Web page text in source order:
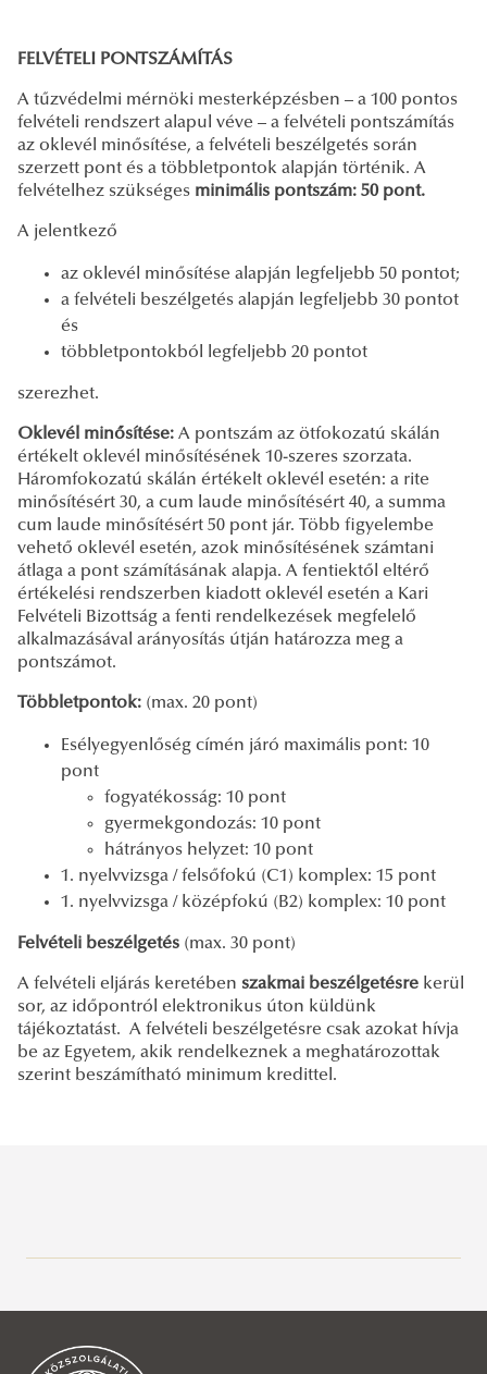
Fontos tudnivalók
Speciális feltételek, dokumentumok
FELVÉTELI PONTSZÁMÍTÁS
A tűzvédelmi mérnöki mesterképzésben – a 100 pontos
felvételi rendszert alapul véve – a felvételi pontszámítás
az oklevél minősítése, a felvételi beszélgetés során
szerzett pont és a többletpontok alapján történik. A
felvételhez szükséges minimális pontszám: 50 pont.
A jelentkező
az oklevél minősítése alapján legfeljebb 50 pontot;
a felvételi beszélgetés alapján legfeljebb 30 pontot
és
többletpontokból legfeljebb 20 pontot
szerezhet.
Oklevél minősítése: A pontszám az ötfokozatú skálán
értékelt oklevél minősítésének 10-szeres szorzata.
Háromfokozatú skálán értékelt oklevél esetén: a rite
minősítésért 30, a cum laude minősítésért 40, a summa
cum laude minősítésért 50 pont jár. Több figyelembe
vehető oklevél esetén, azok minősítésének számtani
átlaga a pont számításának alapja. A fentiektől eltérő
értékelési rendszerben kiadott oklevél esetén a Kari
Felvételi Bizottság a fenti rendelkezések megfelelő
alkalmazásával arányosítás útján határozza meg a
pontszámot.
Többletpontok: (max. 20 pont)
Esélyegyenlőség címén járó maximális pont: 10
pont
fogyatékosság: 10 pont
gyermekgondozás: 10 pont
hátrányos helyzet: 10 pont
1. nyelvvizsga / felsőfokú (C1) komplex: 15 pont
1. nyelvvizsga / középfokú (B2) komplex: 10 pont
Felvételi beszélgetés (max. 30 pont)
A felvételi eljárás keretében szakmai beszélgetésre kerül
sor, az időpontról elektronikus úton küldünk
tájékoztatást. A felvételi beszélgetésre csak azokat hívja
be az Egyetem, akik rendelkeznek a meghatározottak
szerint beszámítható minimum kredittel.